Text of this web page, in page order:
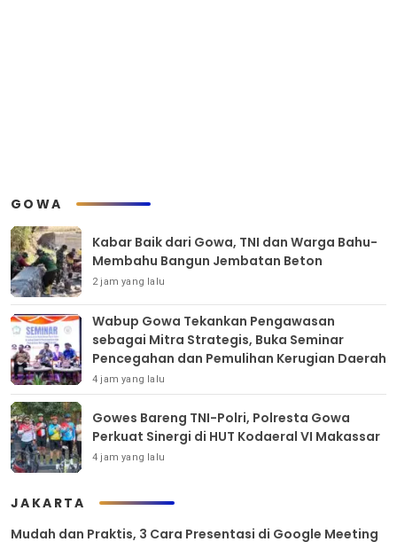
GOWA
Kabar Baik dari Gowa, TNI dan Warga Bahu-
Membahu Bangun Jembatan Beton
2 jam yang lalu
Wabup Gowa Tekankan Pengawasan
sebagai Mitra Strategis, Buka Seminar
Pencegahan dan Pemulihan Kerugian Daerah
4 jam yang lalu
Gowes Bareng TNI-Polri, Polresta Gowa
Perkuat Sinergi di HUT Kodaeral VI Makassar
4 jam yang lalu
JAKARTA
Mudah dan Praktis, 3 Cara Presentasi di Google Meeting